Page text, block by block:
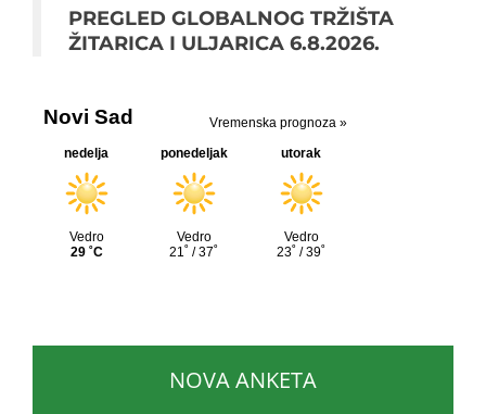
PREGLED GLOBALNOG TRŽIŠTA
ŽITARICA I ULJARICA 6.8.2026.
NOVA ANKETA